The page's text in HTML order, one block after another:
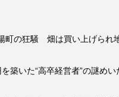
町の狂騒 畑は買い上げられ
築いた“高卒経営者”の謎め